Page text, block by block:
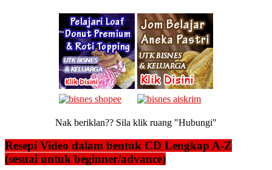
Nak beriklan?? Sila klik ruang "Hubungi"
Resepi Video dalam bentuk CD Lengkap A-Z
(sesuai untuk beginner/advance)